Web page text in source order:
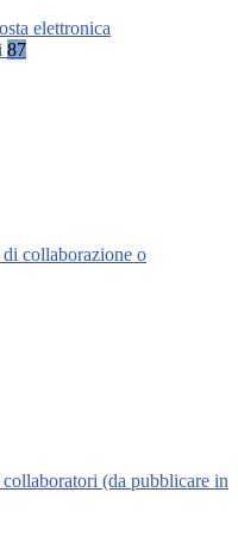
elettronica
87
collaborazione o
(da pubblicare in